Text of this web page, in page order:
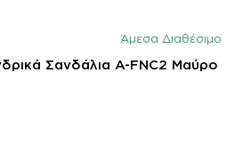
Άμεσα Διαθέσιμο
Σανδάλια A-FNC2 Μαύρο